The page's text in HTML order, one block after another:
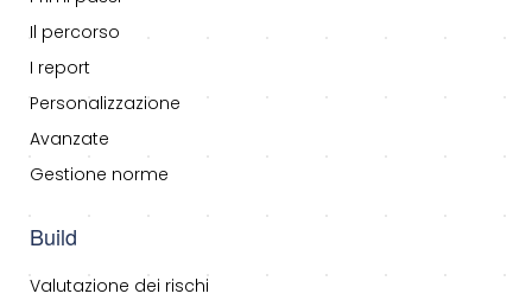
Il percorso
I report
Personalizzazione
Avanzate
Gestione norme
Build
Valutazione dei rischi